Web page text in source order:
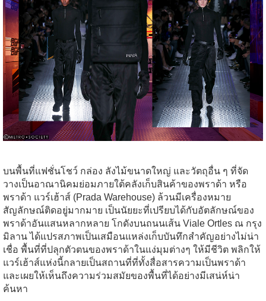
บนพื้นที่แฟชั่นโชว์ กล่อง ลังไม้ขนาดใหญ่ และวัตถุอื่น ๆ ที่จัด
วางเป็นอาณานิคมย่อมภายใต้คลังเก็บสินค้าของพราด้า หรือ
พราด้า แวร์เฮ้าส์ (Prada Warehouse) ล้วนมีเครื่องหมาย
สัญลักษณ์ติดอยู่มากมาย เป็นนัยยะที่เปรียบได้กับอัตลักษณ์ของ
พราด้าอันแสนหลากหลาย โกดังบนถนนเส้น Viale Ortles ณ กรุง
มิลาน ได้แปรสภาพเป็นเสมือนแหล่งเก็บบันทึกสำคัญอย่างไม่น่า
เชื่อ พื้นที่ที่ปลุกตัวตนของพราด้าในแง่มุมต่างๆ ให้มีชีวิต พลิกให้
แวร์เฮ้าส์แห่งนี้กลายเป็นสถานที่ที่ทั้งสื่อสารความเป็นพราด้า
และเผยให้เห็นถึงความร่วมสมัยของพื้นที่ได้อย่างมีเสน่ห์น่า
ค้นหา